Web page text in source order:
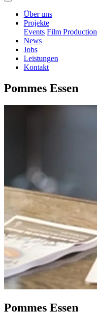
Über uns
Projekte
Events Film Production
News
Jobs
Leistungen
Kontakt
Pommes Essen
Pommes Essen